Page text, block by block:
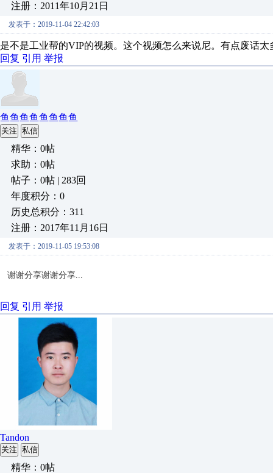
注册：2011年10月21日
发表于：2019-11-04 22:42:03
是不是工业帮的VIP的视频。这个视频怎么来说尼。有点废话
回复 引用 举报
鱼鱼鱼鱼鱼鱼鱼鱼
关注 私信
精华：0帖
求助：0帖
帖子：0帖 | 283回
年度积分：0
历史总积分：311
注册：2017年11月16日
发表于：2019-11-05 19:53:08
谢谢分享谢谢分享...
回复 引用 举报
Tandon
关注 私信
精华：0帖